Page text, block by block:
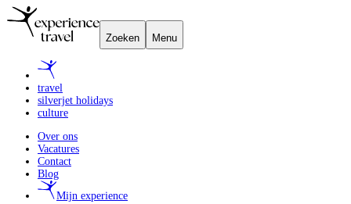
Zoeken Menu
travel
silverjet holidays
culture
Over ons
Vacatures
Contact
Blog
Mijn experience